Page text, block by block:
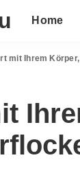
Home
mit Ihrem